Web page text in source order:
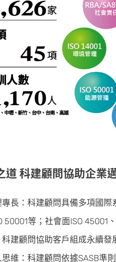
道 科建顧問協助企業
長：科建顧問具備多項國際
50001等；社會面ISO 45001
建顧問協助客戶組成永續
維：科建顧問依據SASB準